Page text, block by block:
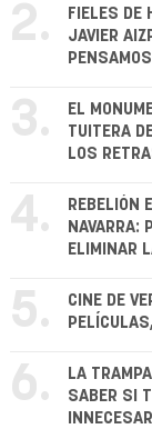
2.
FIELES DE
JAVIER
3.
EL
TUITERA
LOS
4.
REBELIÓN
NAVARRA:
ELIMINAR
5.
CINE DE
6.
LA
SABER SI